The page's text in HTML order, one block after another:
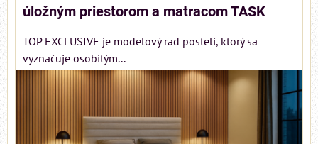
úložným priestorom a matracom TASK
TOP EXCLUSIVE je modelový rad postelí, ktorý sa
vyznačuje osobitým...